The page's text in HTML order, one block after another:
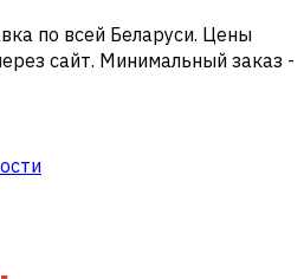
по всей Беларуси. Цены
сайт. Минимальный заказ -